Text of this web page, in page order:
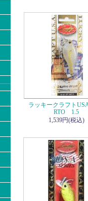
ラッキークラフト
RTO 1.5
1,539円(税込)